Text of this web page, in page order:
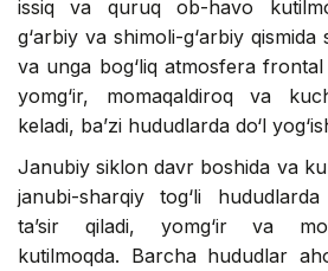
issiq va quruq ob-havo
g‘arbiy va shimoli-g‘arbiy qismida
va unga bog‘liq atmosfera
yomg‘ir, momaqaldiroq va
keladi, ba’zi hududlarda do‘l
Janubiy siklon davr boshida va
janubi-sharqiy tog‘li
ta’sir qiladi, yomg‘ir va
kutilmoqda. Barcha hududlar